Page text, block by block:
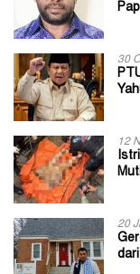
30
12
20